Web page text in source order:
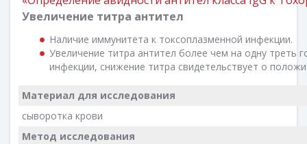
Увеличение титра антител
Наличие иммунитета к токсоплазменной инфекции.
Увеличение титра антител более чем на одну треть
инфекции, снижение титра свидетельствует о
Материал для исследования
сыворотка крови
Метод исследования